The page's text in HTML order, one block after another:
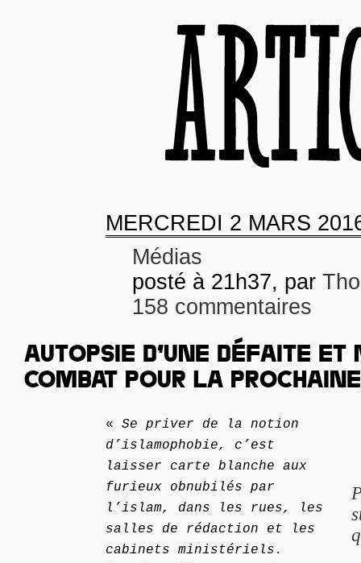
MERCREDI 2 MARS
Médias
posté à 21h37, par
158 commentaires
AUTOPSIE D’UNE DÉFAITE ET
COMBAT POUR LA
« Se priver de la notion
d’islamophobie, c’est
laisser carte blanche aux
furieux obnubilés par
l’islam, dans les rues, les
salles de rédaction et les
cabinets ministériels.